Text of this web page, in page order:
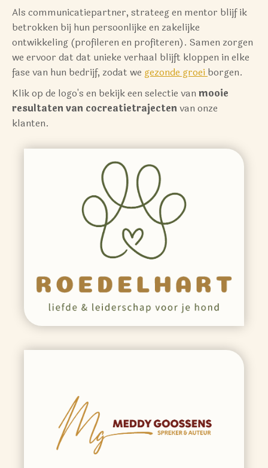
Als communicatiepartner, strateeg en mentor blijf ik
betrokken bij hun persoonlijke en zakelijke
ontwikkeling (profileren en profiteren). Samen zorgen
we ervoor dat dat unieke verhaal blijft kloppen in elke
fase van hun bedrijf, zodat we gezonde groeiborgen.
Klik op de logo's en bekijk een selectie vanmooie
resultatenvan cocreatietrajectenvan onze
klanten.